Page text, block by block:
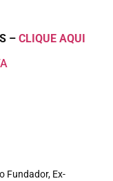
– CLIQUE AQUI
Fundador, Ex-